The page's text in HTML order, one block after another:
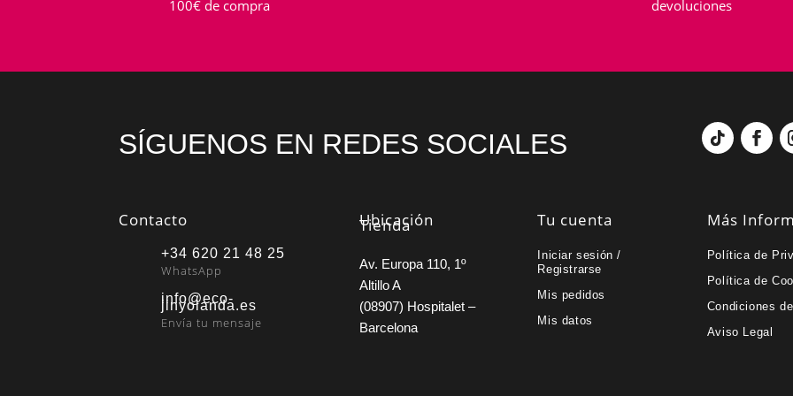
100€ de compra
devoluciones
SÍGUENOS EN REDES SOCIALES
Contacto
+34 620 21 48 25
WhatsApp
info@eco-
jinyolanda.es
Envía tu mensaje
Ubicación
Tienda
Av. Europa 110, 1º
Altillo A
(08907) Hospitalet –
Barcelona
Tu cuenta
Iniciar sesión /
Registrarse
Mis pedidos
Mis datos
Más
Política de
Política de
Condiciones
Aviso Legal